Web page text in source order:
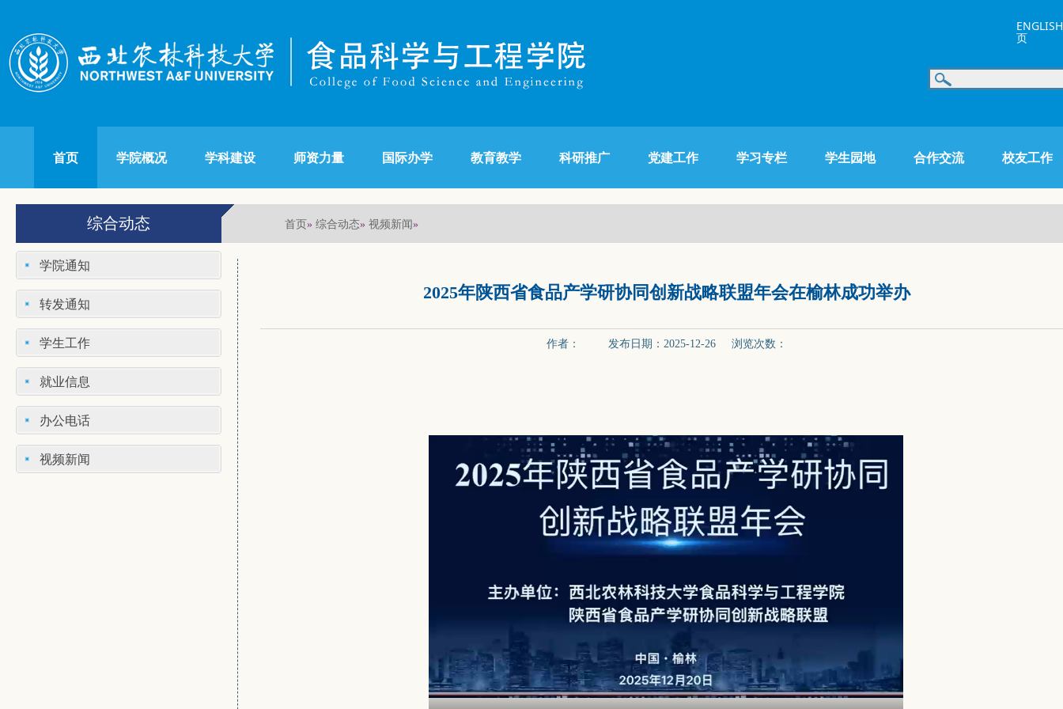
ENGLISH
页
首页 学院概况 学科建设 师资力量 国际办学 教育教学 科研推广 党建工作 学习专栏 学生园地 合作交流 校友工作
综合动态 首页» 综合动态» 视频新闻»
学院通知
转发通知
学生工作
就业信息
办公电话
视频新闻
2025年陕西省食品产学研协同创新战略联盟年会在榆林成功举办
作者： 发布日期：2025-12-26 浏览次数：